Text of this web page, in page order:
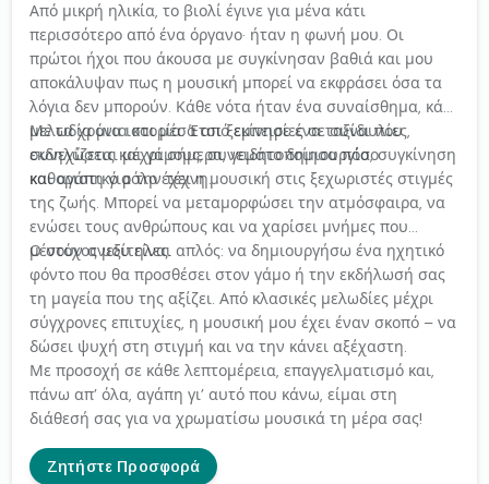
Από μικρή ηλικία, το βιολί έγινε για μένα κάτι
περισσότερο από ένα όργανο· ήταν η φωνή μου. Οι
πρώτοι ήχοι που άκουσα με συγκίνησαν βαθιά και μου
αποκάλυψαν πως η μουσική μπορεί να εκφράσει όσα τα
λόγια δεν μπορούν. Κάθε νότα ήταν ένα συναίσθημα, κάθε
μελωδία μια ιστορία. Έτσι ξεκίνησε ένα ταξίδι που
συνεχίζεται μέχρι σήμερα, γεμάτο δημιουργία, συγκίνηση
και αγάπη για την τέχνη.
Με τα χρόνια και μέσα από εμπειρίες σε συναυλίες,
εκδηλώσεις και γάμους, συνειδητοποίησα πόσο
καθοριστικό ρόλο έχει η μουσική στις ξεχωριστές στιγμές
της ζωής. Μπορεί να μεταμορφώσει την ατμόσφαιρα, να
ενώσει τους ανθρώπους και να χαρίσει μνήμες που
μένουν ανεξίτηλες.
Ο στόχος μου είναι απλός: να δημιουργήσω ένα ηχητικό
φόντο που θα προσθέσει στον γάμο ή την εκδήλωσή σας
τη μαγεία που της αξίζει. Από κλασικές μελωδίες μέχρι
σύγχρονες επιτυχίες, η μουσική μου έχει έναν σκοπό – να
δώσει ψυχή στη στιγμή και να την κάνει αξέχαστη.
Με προσοχή σε κάθε λεπτομέρεια, επαγγελματισμό και,
πάνω απ’ όλα, αγάπη γι’ αυτό που κάνω, είμαι στη
διάθεσή σας για να χρωματίσω μουσικά τη μέρα σας!
Ζητήστε Προσφορά